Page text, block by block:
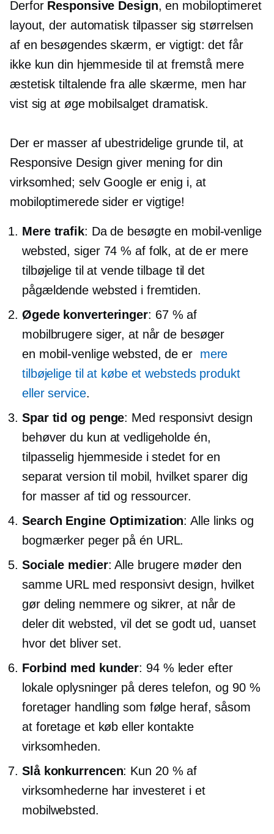
Derfor Responsive Design, en mobiloptimeret
layout, der automatisk tilpasser sig størrelsen
af ​​en besøgendes skærm, er vigtigt: det får
ikke kun din hjemmeside til at fremstå mere
æstetisk tiltalende fra alle skærme, men har
vist sig at øge mobilsalget dramatisk.
Der er masser af ubestridelige grunde til, at
Responsive Design giver mening for din
virksomhed; selv Google er enig i, at
mobiloptimerede sider er vigtige!
Mere trafik: Da de besøgte en mobil-venlige
websted, siger 74 % af folk, at de er mere
tilbøjelige til at vende tilbage til det
pågældende websted i fremtiden.
Øgede konverteringer: 67 % af
mobilbrugere siger, at når de besøger
en mobil-venligewebsted, de er mere
tilbøjelige til at købe et websteds produkt
eller service.
Spar tid og penge: Med responsivt design
behøver du kun at vedligeholde én,
tilpasselig hjemmeside i stedet for en
separat version til mobil, hvilket sparer dig
for masser af tid og ressourcer.
Search Engine Optimization: Alle links og
bogmærker peger på én URL.
Sociale medier: Alle brugere møder den
samme URL med responsivt design, hvilket
gør deling nemmere og sikrer, at når de
deler dit websted, vil det se godt ud, uanset
hvor det bliver set.
Forbind med kunder: 94 % leder efter
lokale oplysninger på deres telefon, og 90 %
foretager handling som følge heraf, såsom
at foretage et køb eller kontakte
virksomheden.
Slå konkurrencen: Kun 20 % af
virksomhederne har investeret i et
mobilwebsted.